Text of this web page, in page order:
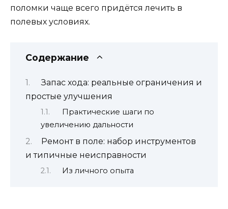
поломки чаще всего придётся лечить в
полевых условиях.
Содержание
Запас хода: реальные ограничения и
простые улучшения
Практические шаги по
увеличению дальности
Ремонт в поле: набор инструментов
и типичные неисправности
Из личного опыта